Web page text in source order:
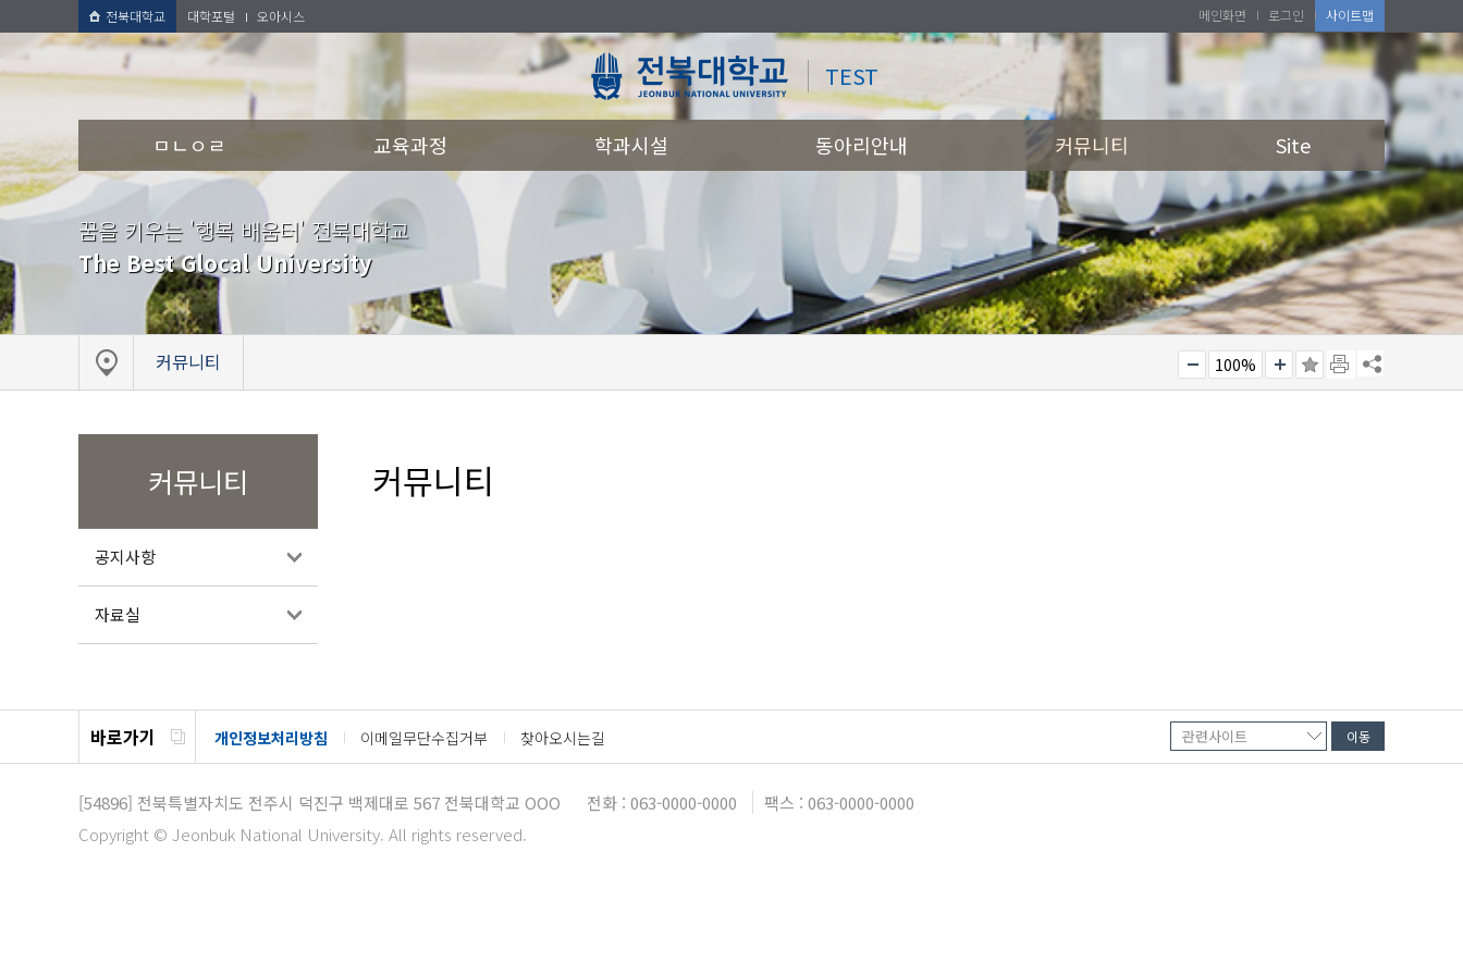
전북대학교 대학포털 오아시스
TEST
메인화면 로그인 사이트맵
ㅁㄴㅇㄹ 교육과정 학과시설 동아리안내 커뮤니티 Site
꿈을 키우는 '행복 배움터' 전북대학교
The Best Glocal University
커뮤니티 100%
커뮤니티
공지사항
자료실
커뮤니티
바로가기 개인정보처리방침 이메일무단수집거부 찾아오시는길
[54896] 전북특별자치도 전주시 덕진구 백제대로 567 전북대학교 OOO 전화 : 063-0000-0000
팩스 : 063-0000-0000
Copyright © Jeonbuk National University. All rights reserved.